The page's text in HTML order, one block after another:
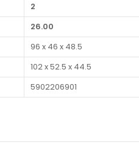
2
26.00
96 x 46 x 48.5
102 x 52.5 x 44.5
5902206901